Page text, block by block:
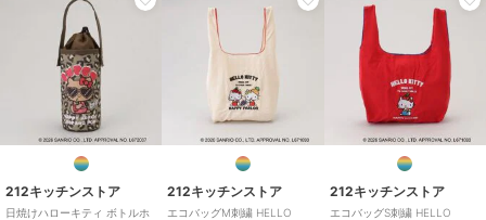
212キッチンストア
日焼けハローキティ ボトルホ
212キッチンストア
エコバッグM刺繍 HELLO
212キッチンストア
エコバッグS刺繍 HELLO